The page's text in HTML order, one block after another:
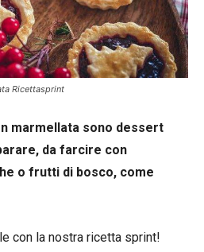
Ricettasprint
marmellata sono dessert
da farcire con
o frutti di bosco, come
con la nostra ricetta sprint!